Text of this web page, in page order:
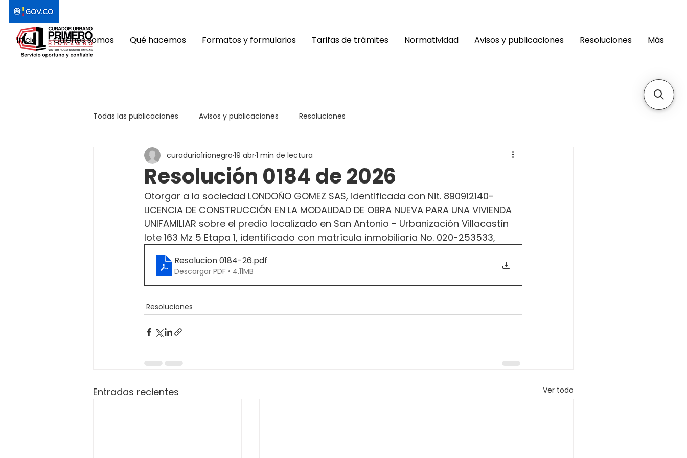
Inicio Quiénes somos Qué hacemos Formatos y formularios Tarifas de trámites Normatividad Avisos y publicaciones Resoluciones Más
Todas las publicaciones Avisos y publicaciones Resoluciones
Resolución 0184 de 2026
curaduria1rionegro 19 abr1 min de lectura
Otorgar a la sociedad LONDOÑO GOMEZ SAS, identificada con Nit. 890912140-
LICENCIA DE CONSTRUCCIÓN EN LA MODALIDAD DE OBRA NUEVA PARA UNA VIVIENDA
UNIFAMILIAR sobre el predio localizado en San Antonio - Urbanización Villacastín
lote 163 Mz 5 Etapa 1, identificado con matrícula inmobiliaria No. 020-253533,
Resolucion 0184-26.pdf
Descargar PDF • 4.11MB
Resoluciones
Entradas recientes Ver todo